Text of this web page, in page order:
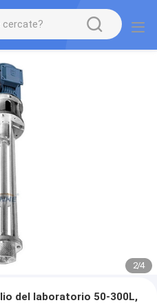
2/4
del laboratorio 50-300L,